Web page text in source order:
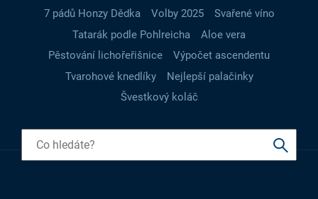
7 pádů Honzy Dědka
Volby 2025
Svařené víno
Tatarák podle Pohlreicha
Aloe vera
Pěstování lichořeřišnice
Výpočet ascendentu
Tvarohové knedlíky
Nejlepší palačinky
Švestkový koláč